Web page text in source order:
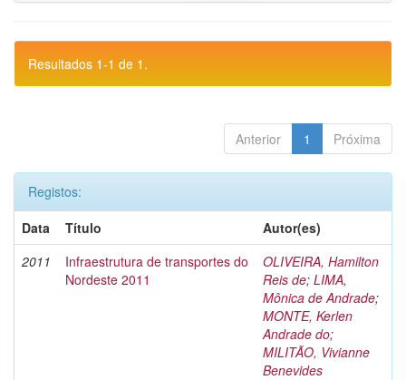
Resultados 1-1 de 1.
Anterior 1 Próxima
Registos:
Data
Título
Autor(es)
2011
Infraestrutura de transportes do
Nordeste 2011
OLIVEIRA, Hamilton
Reis de; LIMA,
Mônica de Andrade;
MONTE, Kerlen
Andrade do;
MILITÃO, Vivianne
Benevides